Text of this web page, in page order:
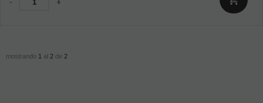
mostrando 1 al 2 de 2